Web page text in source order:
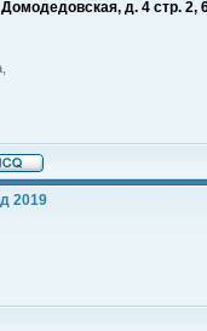
д. 4 стр. 2,
2019